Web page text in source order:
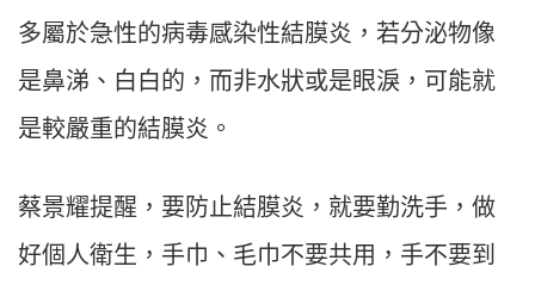
多屬於急性的病毒感染性結膜炎，若分泌物像
是鼻涕、白白的，而非水狀或是眼淚，可能就
是較嚴重的結膜炎。
蔡景耀提醒，要防止結膜炎，就要勤洗手，做
好個人衛生，手巾、毛巾不要共用，手不要到